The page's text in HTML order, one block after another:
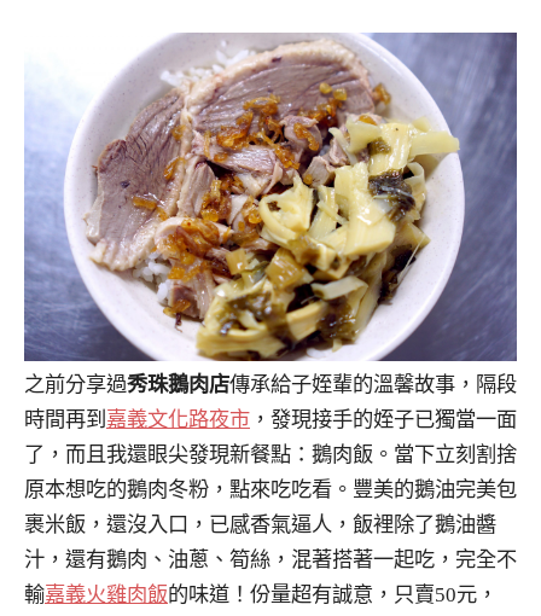
之前分享過秀珠鵝肉店傳承給子姪輩的溫馨故事，隔段
時間再到 嘉義文化路夜市 ，發現接手的姪子已獨當一面
了，而且我還眼尖發現新餐點：鵝肉飯。當下立刻割捨
原本想吃的鵝肉冬粉，點來吃吃看。豐美的鵝油完美包
裹米飯，還沒入口，已感香氣逼人，飯裡除了鵝油醬
汁，還有鵝肉、油蔥、筍絲，混著搭著一起吃，完全不
輸嘉義火雞肉飯的味道！份量超有誠意，只賣50元，